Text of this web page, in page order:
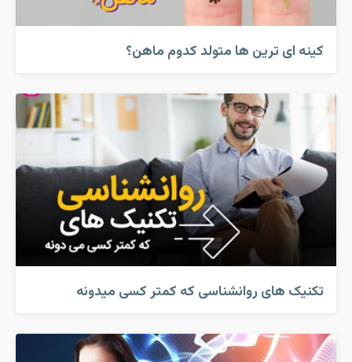
کینه ای ترین ها متولد کدوم ماهن؟
تکنیک های روانشناسی که کمتر کسی میدونه